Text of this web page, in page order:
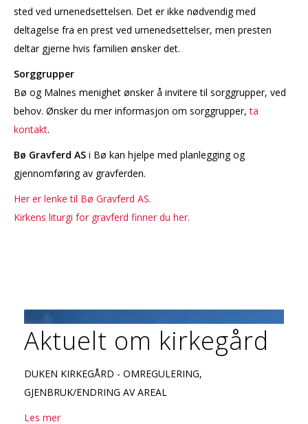
sted ved urnenedsettelsen. Det er ikke nødvendig med
deltagelse fra en prest ved urnenedsettelser, men presten
deltar gjerne hvis familien ønsker det.
Sorggrupper
Bø og Malnes menighet ønsker å invitere til sorggrupper, ved
behov. Ønsker du mer informasjon om sorggrupper,ta
kontakt.
Bø Gravferd AS i Bø kan hjelpe med planlegging og
gjennomføring av gravferden.
Her er lenke til Bø Gravferd AS.
Kirkens liturgi for gravferd finner du her.
Aktuelt om kirkegård
DUKEN KIRKEGÅRD - OMREGULERING,
GJENBRUK/ENDRING AV AREAL
Les mer